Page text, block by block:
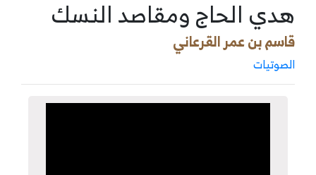
هدي الحاج ومقاصد النسك
قاسم بن عمر القرعاني
الصوتيات